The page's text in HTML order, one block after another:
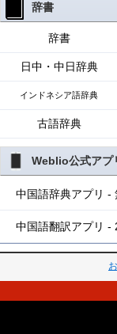
辞書
辞書
日中・中日辞典
インドネシア語辞典
古語辞典
Weblio公式アプ
中国語辞典アプリ -
中国語翻訳アプリ -